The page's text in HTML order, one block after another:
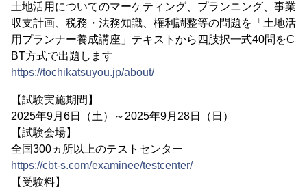
土地活用についてのマーケティング、プランニング、事業
収支計画、税務・法務知識、権利調整等の問題を「土地活
用プランナー養成講座」テキストから四肢択一式40問をC
BT方式で出題します
https://tochikatsuyou.jp/about/
【試験実施期間】
2025年9月6日（土）～2025年9月28日（日）
【試験会場】
全国300ヵ所以上のテストセンター
https://cbt-s.com/examinee/testcenter/
【受験料】